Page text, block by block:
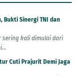
Bukti Sinergi TNI dan
sering kali dimulai dari
Cuti Prajurit Demi Jaga